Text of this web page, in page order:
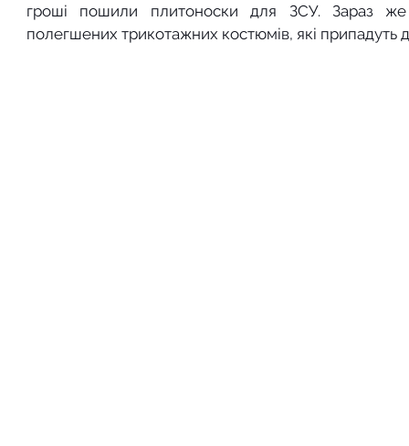
гроші пошили плитоноски для ЗСУ. Зараз
полегшених трикотажних костюмів, які припадуть